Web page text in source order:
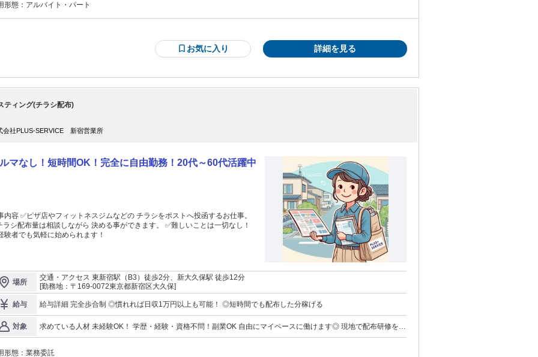
形態： アルバイト・パート
お気に入り 詳細を見る
ティング(チラシ配布)
会社PLUS-SERVICE 新宿営業所
ルマなし！短時間OK！完全に自由勤務！20代～60代活躍中
内容 ✅ピザ店やフィットネスジムなどの チラシをポストへ投函するお仕事。
シ配布量は相談しながら 決める事ができます。 ✅難しいことは一切なし！
験者でも気軽に始められます！
場所
交通・アクセス 東新宿駅（B3）徒歩2分、新大久保駅 徒歩12分
[勤務地：〒169-0072東京都新宿区大久保]
給与 給与詳細 完全歩合制 ◎慣れれば日収1万円以上も可能！ ◎短時間でも配布した分稼げる
対象
求めている人材 未経験OK！ 学歴・経験・資格不問！副業OK 自由にマイペースに働けます◎ 現地で配布研修を行
形態： 業務委託